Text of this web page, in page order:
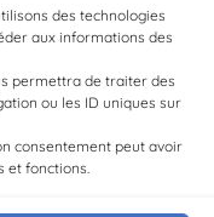
des technologies
aux informations des
permettra de traiter des
ou les ID uniques sur
consentement peut avoir
et fonctions.